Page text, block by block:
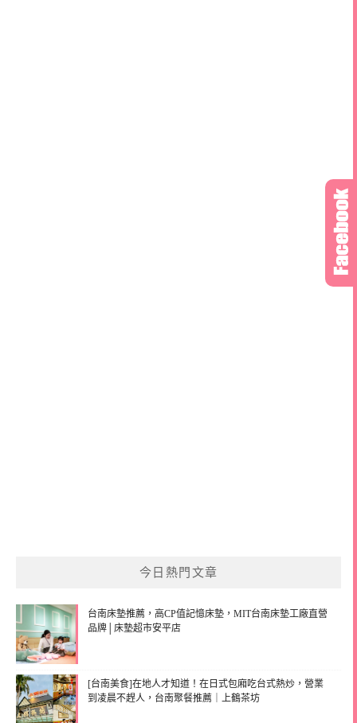
今日熱門文章
台南床墊推薦，高CP值記憶床墊，MIT台南床墊工廠直營
品牌│床墊超市安平店
[台南美食]在地人才知道！在日式包廂吃台式熱炒，營業
到凌晨不趕人，台南聚餐推薦｜上鶴茶坊